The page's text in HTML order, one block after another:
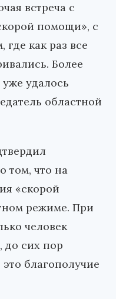
встреча с
помощи», с
как раз все
Более
удалось
областной
том, что на
«скорой
режиме. При
человек
до сих пор
благополучие